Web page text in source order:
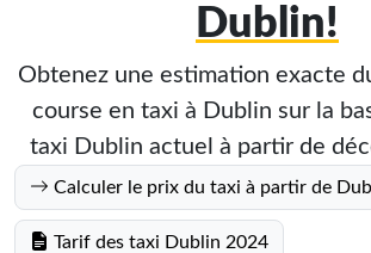
Dublin!
Obtenez une estimation exacte
course en taxi à Dublin sur la
taxi Dublin actuel à partir de
Calculer le prix du taxi à partir de
Tarif des taxi Dublin 2024